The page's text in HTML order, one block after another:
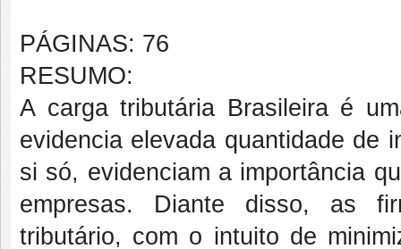
PÁGINAS: 76
RESUMO:
A carga tributária Brasileira é
evidencia elevada quantidade de
si só, evidenciam a importância
empresas. Diante disso, as
tributário, com o intuito de